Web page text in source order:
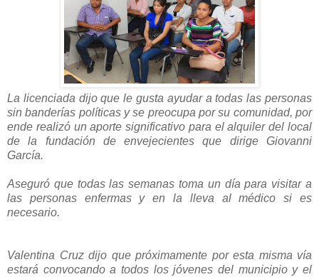
La licenciada dijo que le gusta ayudar a todas las personas
sin banderías políticas y se preocupa por su comunidad, por
ende realizó un aporte significativo para el alquiler del local
de la fundación de envejecientes que dirige Giovanni
García.
Aseguró que todas las semanas toma un día para visitar a
las personas enfermas y en la lleva al médico si es
necesario.
Valentina Cruz dijo que próximamente por esta misma vía
estará convocando a todos los jóvenes del municipio y el